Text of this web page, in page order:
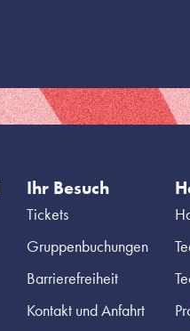
Ihr Besuch
Tickets
Gruppenbuchungen
Barrierefreiheit
Kontakt und Anfahrt